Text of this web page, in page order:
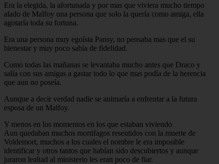
Era la elegida, la afortunada y por mas que viviera mucho tiempo
alado de Malfoy una persona que solo la quería como amiga, ella
agotaría toda su fortuna.
Era una persona muy egoísta Pansy, no pensaba mas que el su
bienestar y muy poco sabia de fidelidad.
Como todas las mañanas se levantaba mucho antes que Draco y
salía con sus amigas a gastar todo lo que mas podía de la herencia
que aun no poseía.
Aunque a decir verdad nadie se animaría a enfrentar a la futura
esposa de un Malfoy.
Y menos en los momentos en los que estaban viviendo
Aun quedaban muchos mortifagos resentidos con la muerte de
Voldemort, muchos a los cuales el nombre le era imposible
identificar y otros tantos que habían sido descubiertos y aunque
juraron lealtad al ministerio les eran poco de fiar.